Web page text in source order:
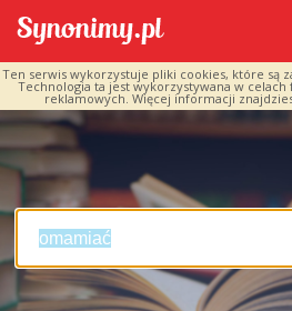
Ten serwis wykorzystuje pliki cookies, które są
Technologia ta jest wykorzystywana w
reklamowych. Więcej informacji